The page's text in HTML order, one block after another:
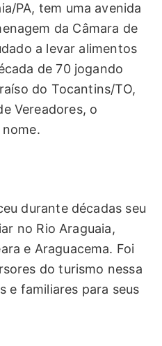
PA, tem uma avenida
da Câmara de
a levar alimentos
de 70 jogando
do Tocantins/TO,
Vereadores, o
durante décadas seu
no Rio Araguaia,
e Araguacema. Foi
do turismo nessa
e familiares para seus